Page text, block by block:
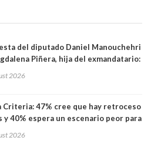
del diputado Daniel Manouchehri
Piñera, hija del exmandatario:
2026
Criteria: 47% cree que hay retroceso
y 40% espera un escenario peor para
2026